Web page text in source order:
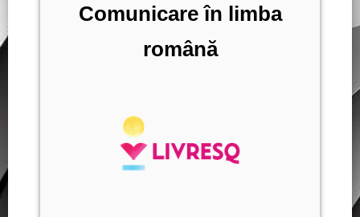
Comunicare în limba
română